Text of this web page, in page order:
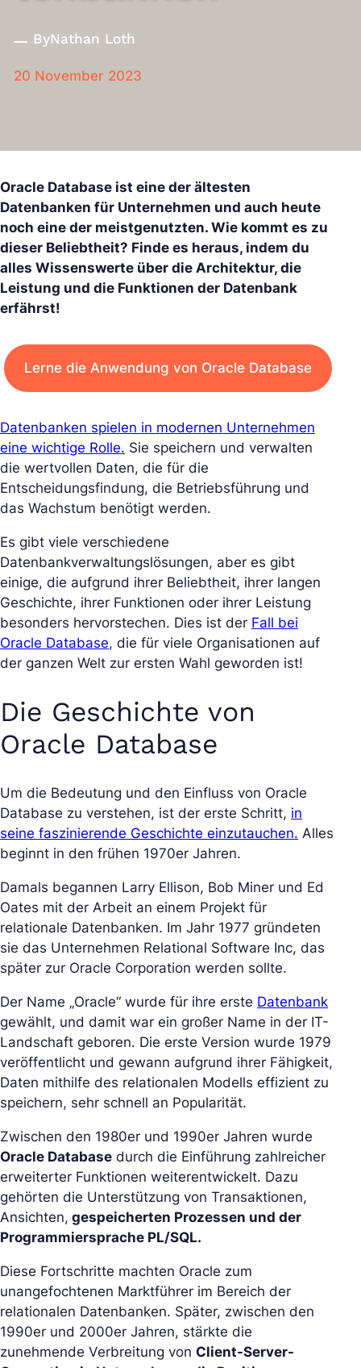
ByNathan Loth
20 November 2023
Oracle Database ist eine der ältesten
Datenbanken für Unternehmen und auch heute
noch eine der meistgenutzten. Wie kommt es zu
dieser Beliebtheit? Finde es heraus, indem du
alles Wissenswerte über die Architektur, die
Leistung und die Funktionen der Datenbank
erfährst!
Lerne die Anwendung von Oracle Database
Datenbanken spielen in modernen Unternehmen
eine wichtige Rolle. Sie speichern und verwalten
die wertvollen Daten, die für die
Entscheidungsfindung, die Betriebsführung und
das Wachstum benötigt werden.
Es gibt viele verschiedene
Datenbankverwaltungslösungen, aber es gibt
einige, die aufgrund ihrer Beliebtheit, ihrer langen
Geschichte, ihrer Funktionen oder ihrer Leistung
besonders hervorstechen. Dies ist der Fall bei
Oracle Database, die für viele Organisationen auf
der ganzen Welt zur ersten Wahl geworden ist!
Die Geschichte von
Oracle Database
Um die Bedeutung und den Einfluss von Oracle
Database zu verstehen, ist der erste Schritt, in
seine faszinierende Geschichte einzutauchen. Alles
beginnt in den frühen 1970er Jahren.
Damals begannen Larry Ellison, Bob Miner und Ed
Oates mit der Arbeit an einem Projekt für
relationale Datenbanken. Im Jahr 1977 gründeten
sie das Unternehmen Relational Software Inc, das
später zur Oracle Corporation werden sollte.
Der Name „Oracle“ wurde für ihre erste Datenbank
gewählt, und damit war ein großer Name in der IT-
Landschaft geboren. Die erste Version wurde 1979
veröffentlicht und gewann aufgrund ihrer Fähigkeit,
Daten mithilfe des relationalen Modells effizient zu
speichern, sehr schnell an Popularität.
Zwischen den 1980er und 1990er Jahren wurde
Oracle Database durch die Einführung zahlreicher
erweiterter Funktionen weiterentwickelt. Dazu
gehörten die Unterstützung von Transaktionen,
Ansichten, gespeicherten Prozessen und der
Programmiersprache PL/SQL.
Diese Fortschritte machten Oracle zum
unangefochtenen Marktführer im Bereich der
relationalen Datenbanken. Später, zwischen den
1990er und 2000er Jahren, stärkte die
zunehmende Verbreitung von Client-Server-